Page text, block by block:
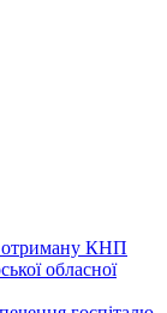
отриману КНП
обласної